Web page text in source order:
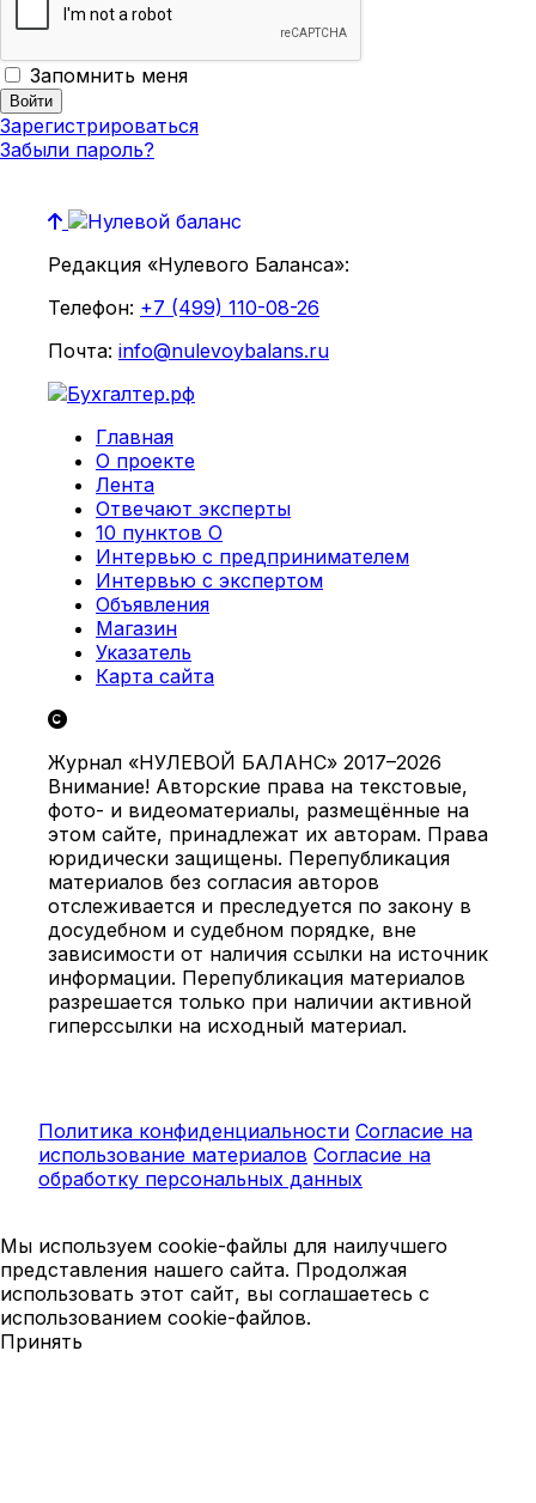
Запомнить меня
Зарегистрироваться
Забыли пароль?
Редакция «Нулевого Баланса»:
Телефон: +7 (499) 110-08-26
Почта: info@nulevoybalans.ru
Главная
О проекте
Лента
Отвечают эксперты
10 пунктов О
Интервью с предпринимателем
Интервью с экспертом
Объявления
Магазин
Указатель
Карта сайта
Журнал «НУЛЕВОЙ БАЛАНС» 2017–2026
Внимание! Авторские права на текстовые,
фото- и видеоматериалы, размещённые на
этом сайте, принадлежат их авторам. Права
юридически защищены. Перепубликация
материалов без согласия авторов
отслеживается и преследуется по закону в
досудебном и судебном порядке, вне
зависимости от наличия ссылки на источник
информации. Перепубликация материалов
разрешается только при наличии активной
гиперссылки на исходный материал.
Политика конфиденциальности Согласие на
использование материалов Согласие на
обработку персональных данных
Мы используем cookie-файлы для наилучшего
представления нашего сайта. Продолжая
использовать этот сайт, вы соглашаетесь с
использованием cookie-файлов.
Принять